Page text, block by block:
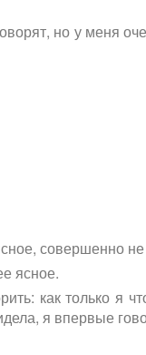
но у меня
совершенно
ясное.
как только я
я впервые